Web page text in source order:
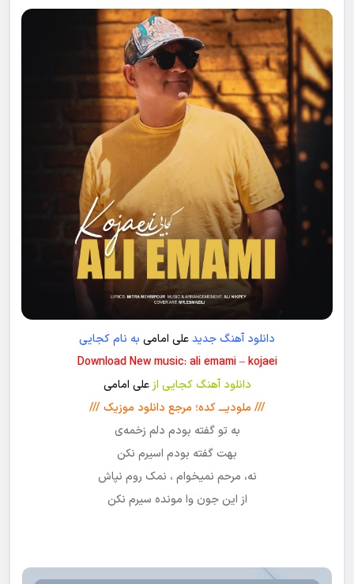
دانلود آهنگ جدیدعلی امامی به نام کجایی
Download New music: ali emami – kojaei
دانلود آهنگ کجایی ازعلی امامی
/// ملودیـــ کده؛ مرجع دانلود موزیک ///
به تو گفته بودم دلم زخمه‌ی
بهت گفته بودم اسیرم نکن
نه، مرحم نمیخوام ، نمک روم نپاش
از این جون وا مونده سیرم نکن